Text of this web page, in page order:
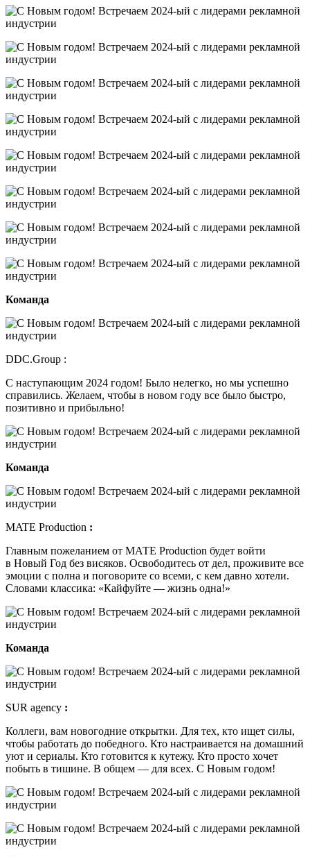
Команда
DDC.Group :
С наступающим 2024 годом! Было нелегко, но мы успешно
справились. Желаем, чтобы в новом году все было быстро,
позитивно и прибыльно!
Команда
MATE Production :
Главным пожеланием от МАТЕ Production будет войти
в Новый Год без висяков. Освободитесь от дел, проживите все
эмоции с полна и поговорите со всеми, с кем давно хотели.
Словами классика: «Кайфуйте — жизнь одна!»
Команда
SUR agency :
Коллеги, вам новогодние открытки. Для тех, кто ищет силы,
чтобы работать до победного. Кто настраивается на домашний
уют и сериалы. Кто готовится к кутежу. Кто просто хочет
побыть в тишине. В общем — для всех. С Новым годом!